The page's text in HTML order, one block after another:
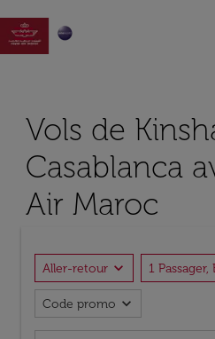

Vols de
Casablanca
Air Maroc
Aller-retour expand_more 1
Code promo expand_more